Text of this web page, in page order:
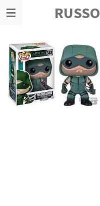
Ga
de
hoofdinhoud
RUSSO